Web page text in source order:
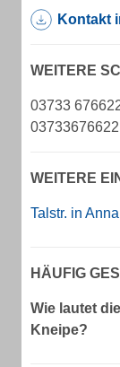
Kontakt
WEITERE
03733
03733676622
WEITERE
Talstr. in
HÄUFIG
Wie lautet
Kneipe?